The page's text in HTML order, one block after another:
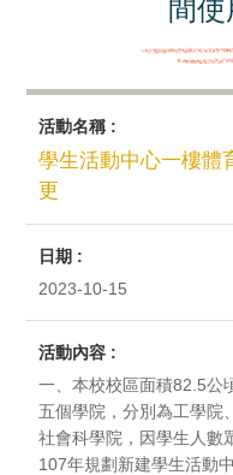
間
活動名稱 :
學生活動中心一樓體
更
日期 :
2023-10-15
活動內容 :
一、本校校區面積82.5公
五個學院，分別為工學院
社會科學院，因學生人數
107年規劃新建學生活動